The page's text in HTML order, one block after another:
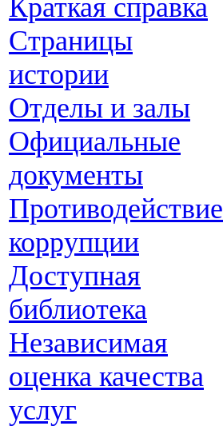
Краткая справка
Страницы
истории
Отделы и залы
Официальные
документы
Противодействие
коррупции
Доступная
библиотека
Независимая
оценка качества
услуг